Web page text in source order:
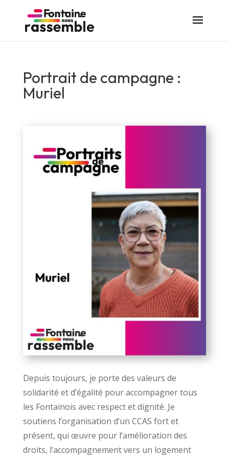
Portrait de campagne :
Muriel
Depuis toujours, je porte des valeurs de
solidarité et d’égalité pour accompagner tous
les Fontainois avec respect et dignité. Je
soutiens l’organisation d’un CCAS fort et
présent, qui œuvre pour l’amélioration des
droits, l’accompagnement vers un logement